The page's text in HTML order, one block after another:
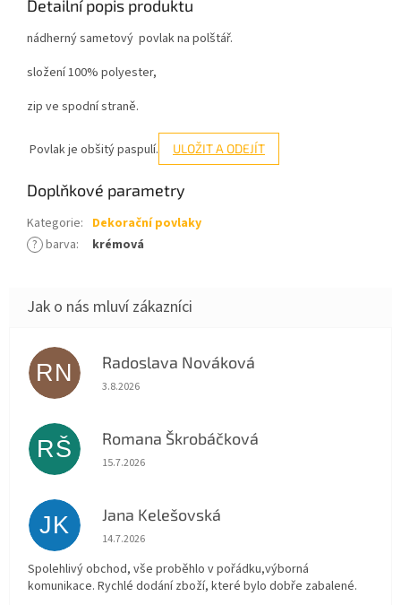
Detailní popis produktu
nádherný sametový povlak na polštář.
složení 100% polyester,
zip ve spodní straně.
Povlak je obšitý paspulí. ULOŽIT A ODEJÍT
Doplňkové parametry
Kategorie: Dekorační povlaky
? barva: krémová
RN Radoslava Nováková
Hodnocení obchodu je 5 z 5 hvězdiček.
3.8.2026
RŠ Romana Škrobáčková
Hodnocení obchodu je 5 z 5 hvězdiček.
15.7.2026
JK Jana Kelešovská
Hodnocení obchodu je 5 z 5 hvězdiček.
14.7.2026
Spolehlivý obchod, vše proběhlo v pořádku,výborná
komunikace. Rychlé dodání zboží, které bylo dobře zabalené.